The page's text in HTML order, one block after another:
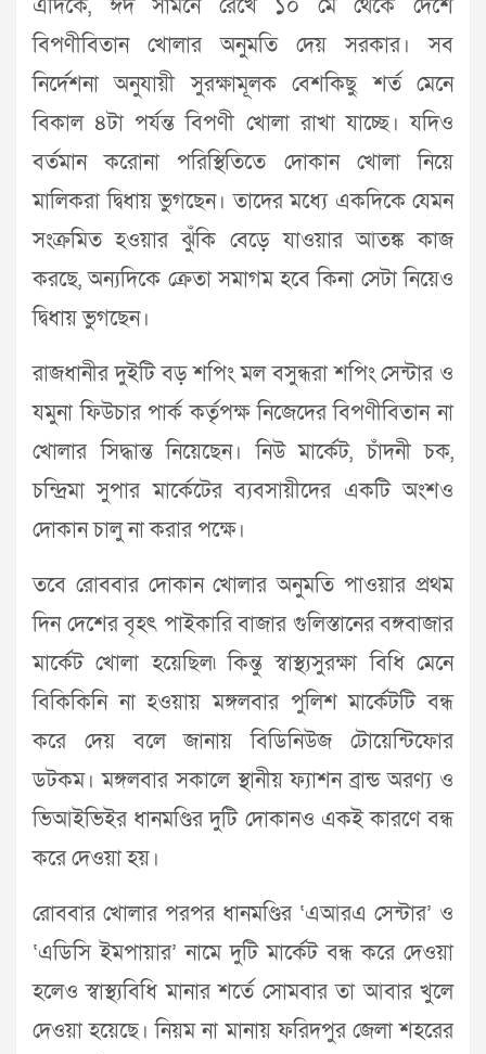
এদিকে, ঈদ সামনে রেখে ১০ মে থেকে দেশে
বিপণীবিতান খোলার অনুমতি দেয় সরকার। সব
নির্দেশনা অনুযায়ী সুরক্ষামূলক বেশকিছু শর্ত মেনে
বিকাল ৪টা পর্যন্ত বিপণী খোলা রাখা যাচ্ছে। যদিও
বর্তমান করোনা পরিস্থিতিতে দোকান খোলা নিয়ে
মালিকরা দ্বিধায় ভুগছেন। তাদের মধ্যে একদিকে যেমন
সংক্রমিত হওয়ার ঝুঁকি বেড়ে যাওয়ার আতঙ্ক কাজ
করছে, অন্যদিকে ক্রেতা সমাগম হবে কিনা সেটা নিয়েও
দ্বিধায় ভুগছেন।
রাজধানীর দুইটি বড় শপিং মল বসুন্ধরা শপিং সেন্টার ও
যমুনা ফিউচার পার্ক কর্তৃপক্ষ নিজেদের বিপণীবিতান না
খোলার সিদ্ধান্ত নিয়েছেন। নিউ মার্কেট, চাঁদনী চক,
চন্দ্রিমা সুপার মার্কেটের ব্যবসায়ীদের একটি অংশও
দোকান চালু না করার পক্ষে।
তবে রোববার দোকান খোলার অনুমতি পাওয়ার প্রথম
দিন দেশের বৃহৎ পাইকারি বাজার গুলিস্তানের বঙ্গবাজার
মার্কেট খোলা হয়েছিল৷ কিন্তু স্বাস্থ্যসুরক্ষা বিধি মেনে
বিকিকিনি না হওয়ায় মঙ্গলবার পুলিশ মার্কেটটি বন্ধ
করে দেয় বলে জানায় বিডিনিউজ টোয়েন্টিফোর
ডটকম। মঙ্গলবার সকালে স্থানীয় ফ্যাশন ব্রান্ড অরণ্য ও
ভিআইভিইর ধানমণ্ডির দুটি দোকানও একই কারণে বন্ধ
করে দেওয়া হয়।
রোববার খোলার পরপর ধানমণ্ডির ‘এআরএ সেন্টার’ ও
‘এডিসি ইমপায়ার’ নামে দুটি মার্কেট বন্ধ করে দেওয়া
হলেও স্বাস্থ্যবিধি মানার শর্তে সোমবার তা আবার খুলে
দেওয়া হয়েছে। নিয়ম না ‍মানায় ফরিদপুর জেলা শহরের